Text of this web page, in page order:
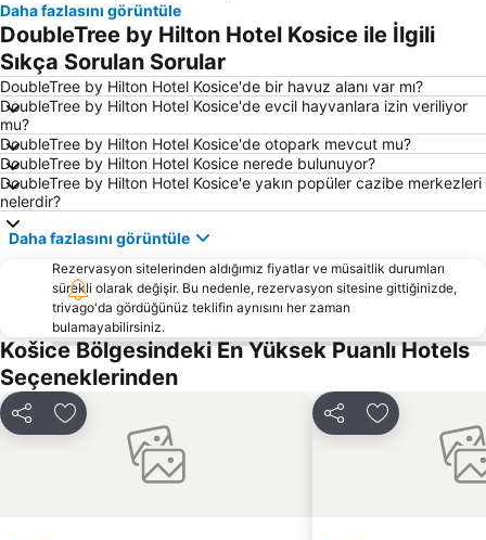
Daha fazlasını görüntüle
DoubleTree by Hilton Hotel Kosice ile İlgili
Sıkça Sorulan Sorular
DoubleTree by Hilton Hotel Kosice'de bir havuz alanı var mı?
DoubleTree by Hilton Hotel Kosice'de evcil hayvanlara izin veriliyor
mu?
DoubleTree by Hilton Hotel Kosice'de otopark mevcut mu?
DoubleTree by Hilton Hotel Kosice nerede bulunuyor?
DoubleTree by Hilton Hotel Kosice'e yakın popüler cazibe merkezleri
nelerdir?
Daha fazlasını görüntüle
Rezervasyon sitelerinden aldığımız fiyatlar ve müsaitlik durumları
sürekli olarak değişir. Bu nedenle, rezervasyon sitesine gittiğinizde,
trivago'da gördüğünüz teklifin aynısını her zaman
bulamayabilirsiniz.
Košice Bölgesindeki En Yüksek Puanlı Hotels
Seçeneklerinden
Paylaş Favorilerime ekle Paylaş Favorilerime